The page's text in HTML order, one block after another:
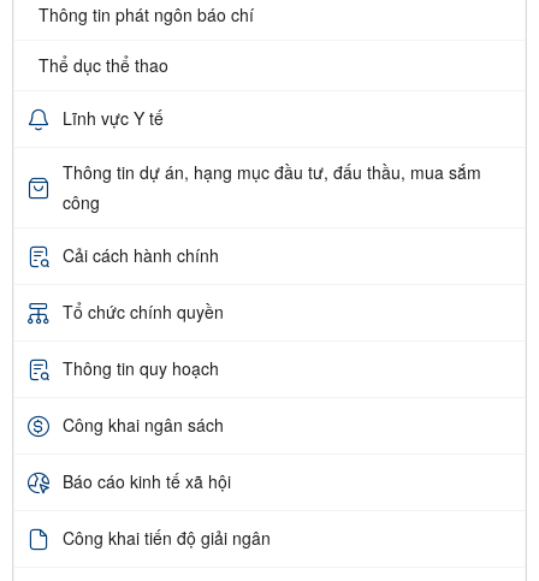
Thông tin phát ngôn báo chí
Thể dục thể thao
Lĩnh vực Y tế
Thông tin dự án, hạng mục đầu tư, đấu thầu, mua sắm
công
Cải cách hành chính
Tổ chức chính quyền
Thông tin quy hoạch
Công khai ngân sách
Báo cáo kinh tế xã hội
Công khai tiến độ giải ngân